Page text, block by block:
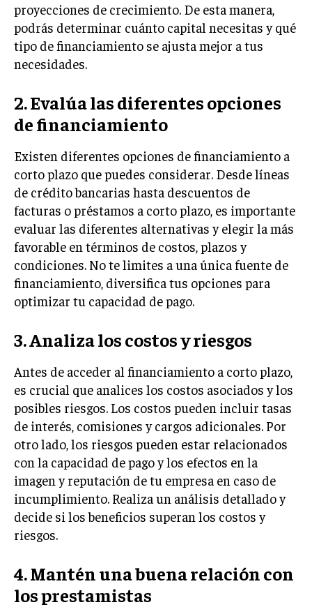
proyecciones de crecimiento. De esta manera,
podrás determinar cuánto capital necesitas y qué
tipo de financiamiento se ajusta mejor a tus
necesidades.
2. Evalúa las diferentes opciones
de financiamiento
Existen diferentes opciones de financiamiento a
corto plazo que puedes considerar. Desde líneas
de crédito bancarias hasta descuentos de
facturas o préstamos a corto plazo, es importante
evaluar las diferentes alternativas y elegir la más
favorable en términos de costos, plazos y
condiciones. No te limites a una única fuente de
financiamiento, diversifica tus opciones para
optimizar tu capacidad de pago.
3. Analiza los costos y riesgos
Antes de acceder al financiamiento a corto plazo,
es crucial que analices los costos asociados y los
posibles riesgos. Los costos pueden incluir tasas
de interés, comisiones y cargos adicionales. Por
otro lado, los riesgos pueden estar relacionados
con la capacidad de pago y los efectos en la
imagen y reputación de tu empresa en caso de
incumplimiento. Realiza un análisis detallado y
decide si los beneficios superan los costos y
riesgos.
4. Mantén una buena relación con
los prestamistas